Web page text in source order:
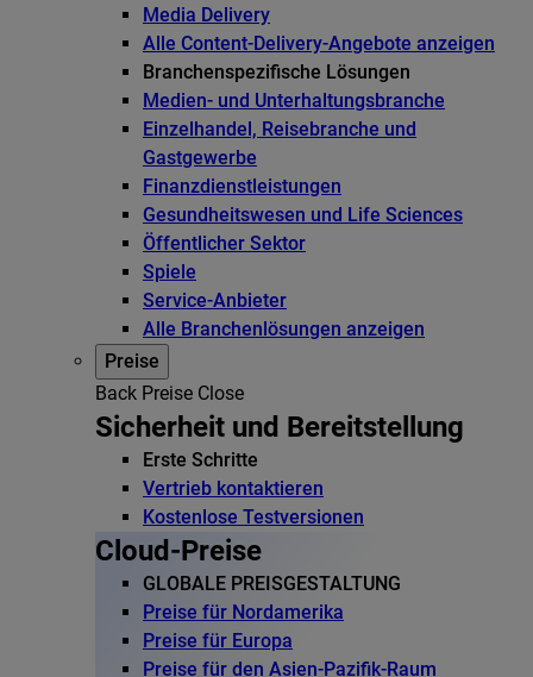
Media Delivery
Alle Content-Delivery-Angebote anzeigen
Branchenspezifische Lösungen
Medien- und Unterhaltungsbranche
Einzelhandel, Reisebranche und
Gastgewerbe
Finanzdienstleistungen
Gesundheitswesen und Life Sciences
Öffentlicher Sektor
Spiele
Service-Anbieter
Alle Branchenlösungen anzeigen
Preise
Back Preise Close
Sicherheit und Bereitstellung
Erste Schritte
Vertrieb kontaktieren
Kostenlose Testversionen
Cloud-Preise
GLOBALE PREISGESTALTUNG
Preise für Nordamerika
Preise für Europa
Preise für den Asien-Pazifik-Raum